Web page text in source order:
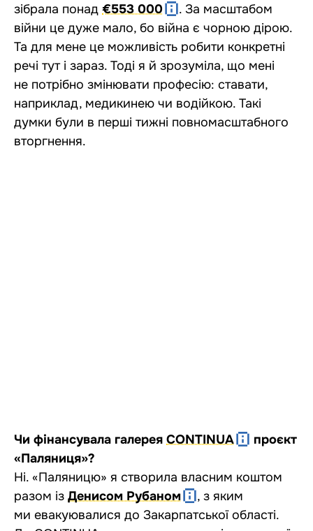
зібрала понад €553 000
. За масштабом
війни це дуже мало, бо війна є чорною дірою.
Та для мене це можливість робити конкретні
речі тут і зараз. Тоді я й зрозуміла, що мені
не потрібно змінювати професію: ставати,
наприклад, медикинею чи водійкою. Такі
думки були в перші тижні повномасштабного
вторгнення.
Чи фінансувала галерея CONTINUA
проєкт
«Паляниця»?
Ні. «Паляницю» я створила власним коштом
разом із Денисом Рубаном
, з яким
ми евакуювалися до Закарпатської області.